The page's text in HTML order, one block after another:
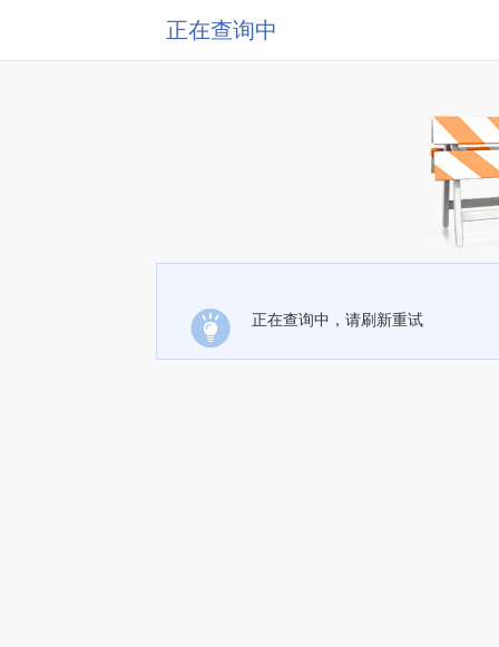
正在查询中
正在查询中，请刷新重试